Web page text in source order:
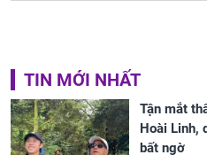
TIN MỚI NHẤT
Tận mắt
Hoài Linh,
bất ngờ